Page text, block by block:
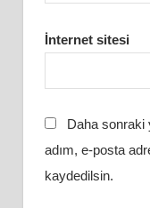
İnternet sitesi
Daha sonraki
adım, e-posta
kaydedilsin.